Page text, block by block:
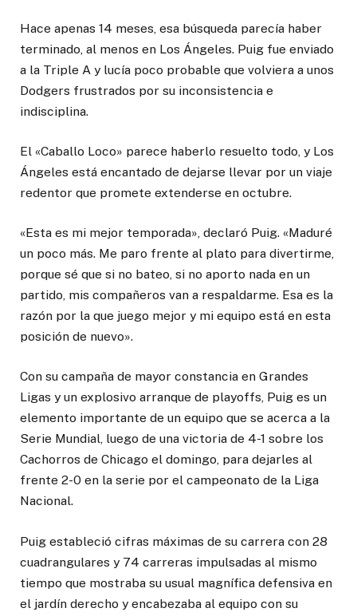
Hace apenas 14 meses, esa búsqueda parecía haber
terminado, al menos en Los Ángeles. Puig fue enviado
a la Triple A y lucía poco probable que volviera a unos
Dodgers frustrados por su inconsistencia e
indisciplina.
El «Caballo Loco» parece haberlo resuelto todo, y Los
Ángeles está encantado de dejarse llevar por un viaje
redentor que promete extenderse en octubre.
«Esta es mi mejor temporada», declaró Puig. «Maduré
un poco más. Me paro frente al plato para divertirme,
porque sé que si no bateo, si no aporto nada en un
partido, mis compañeros van a respaldarme. Esa es la
razón por la que juego mejor y mi equipo está en esta
posición de nuevo».
Con su campaña de mayor constancia en Grandes
Ligas y un explosivo arranque de playoffs, Puig es un
elemento importante de un equipo que se acerca a la
Serie Mundial, luego de una victoria de 4-1 sobre los
Cachorros de Chicago el domingo, para dejarles al
frente 2-0 en la serie por el campeonato de la Liga
Nacional.
Puig estableció cifras máximas de su carrera con 28
cuadrangulares y 74 carreras impulsadas al mismo
tiempo que mostraba su usual magnífica defensiva en
el jardín derecho y encabezaba al equipo con su